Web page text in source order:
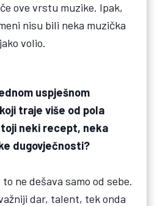
ove vrstu muzike. Ipak,
nisu bili neka muzička
volio.
uspješnom
traje više od pola
neki recept, neka
dugovječnosti?
ne dešava samo od sebe.
dar, talent, tek onda